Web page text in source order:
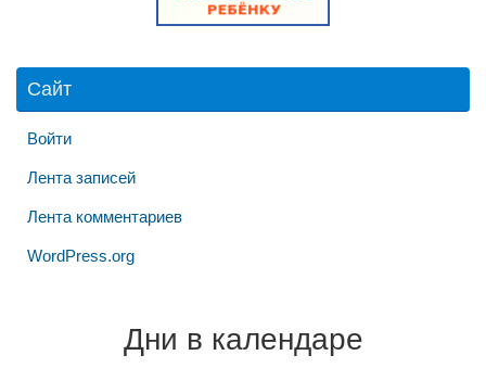
Сайт
Войти
Лента записей
Лента комментариев
WordPress.org
Дни в календаре